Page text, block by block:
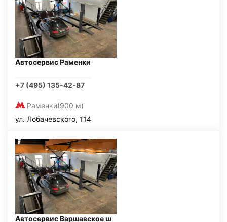
Автосервис Раменки
+7 (495) 135-42-87
Раменки(900 м)
ул. Лобачевского, 114
Автосервис Варшавское ш